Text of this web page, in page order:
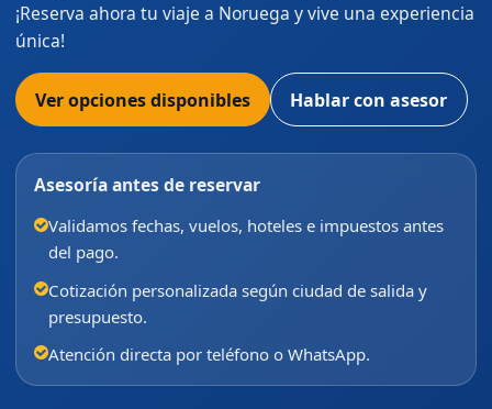
¡Reserva ahora tu viaje a Noruega y vive una experiencia
única!
Ver opciones disponibles Hablar con asesor
Asesoría antes de reservar
Validamos fechas, vuelos, hoteles e impuestos antes
del pago.
Cotización personalizada según ciudad de salida y
presupuesto.
Atención directa por teléfono o WhatsApp.